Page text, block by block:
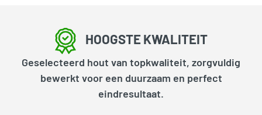
HOOGSTE KWALITEIT
Geselecteerd hout van topkwaliteit, zorgvuldig
bewerkt voor een duurzaam en perfect
eindresultaat.